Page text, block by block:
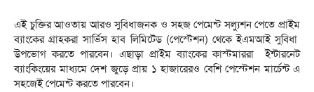
এই চুক্তির আওতায় আরও সুবিধাজনক ও সহজ পেমেন্ট সল্যুশন পেতে প্রাইম
ব্যাংকের গ্রাহকরা সার্ভিস হাব লিমিটেড (পেস্টেশন) থেকে ইএমআই সুবিধা
উপভোগ করতে পারবেন। এছাড়া প্রাইম ব্যাংকের কাস্টমাররা ইন্টারনেট
ব্যাংকিংয়ের মাধ্যমে দেশ জুড়ে প্রায় ১ হাজারেরও বেশি পেস্টেশন মার্চেন্ট এ
সহজেই পেমেন্ট করতে পারবেন।